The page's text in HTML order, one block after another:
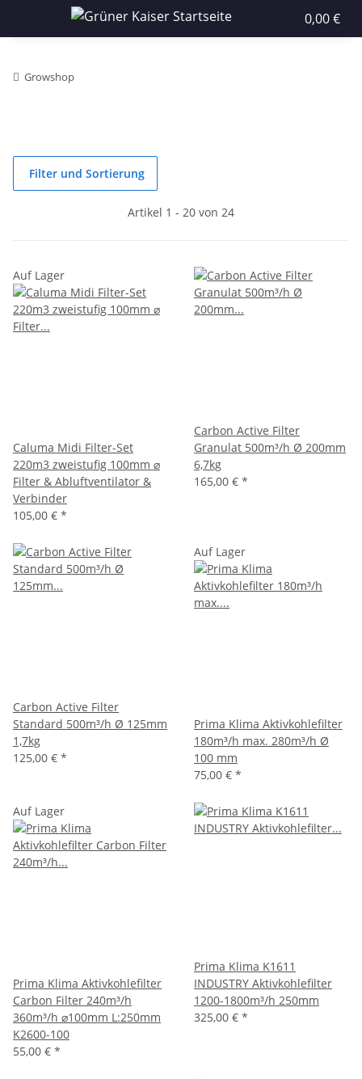
0,00 €
Growshop
Filter und Sortierung
Artikel 1 - 20 von 24
Auf Lager
Caluma Midi Filter-Set
220m3 zweistufig 100mm ⌀
Filter & Abluftventilator &
Verbinder
105,00 € *
Carbon Active Filter
Granulat 500m³/h Ø 200mm
6,7kg
165,00 € *
Carbon Active Filter
Standard 500m³/h Ø 125mm
1,7kg
125,00 € *
Auf Lager
Prima Klima Aktivkohlefilter
180m³/h max. 280m³/h Ø
100 mm
75,00 € *
Auf Lager
Prima Klima Aktivkohlefilter
Carbon Filter 240m³/h
360m³/h ⌀100mm L:250mm
K2600-100
55,00 € *
Prima Klima K1611
INDUSTRY Aktivkohlefilter
1200-1800m³/h 250mm
325,00 € *